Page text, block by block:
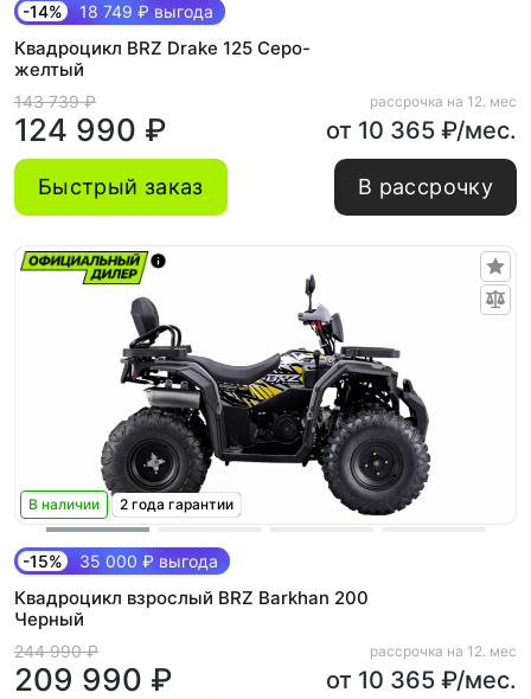
-14% 18 749 ₽ выгода
Квадроцикл BRZ Drake 125 Серо-
желтый
143 739 ₽
124 990 ₽
рассрочка на 12. мес
от 10 365 ₽/мес.
Быстрый заказ В рассрочку
В наличии 2 года гарантии
-15% 35 000 ₽ выгода
Квадроцикл взрослый BRZ Barkhan 200
Черный
244 990 ₽
209 990 ₽
рассрочка на 12. мес
от 10 365 ₽/мес.